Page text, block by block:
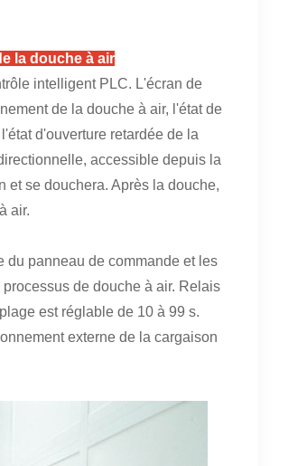
la douche à air
intelligent PLC. L'écran de
de la douche à air, l'état de
d'ouverture retardée de la
accessible depuis la
et se douchera. Après la douche,
air.
du panneau de commande et les
de douche à air. Relais
est réglable de 10 à 99 s.
externe de la cargaison